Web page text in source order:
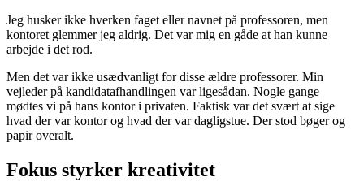
Jeg husker ikke hverken faget eller navnet på professoren, men
kontoret glemmer jeg aldrig. Det var mig en gåde at han kunne
arbejde i det rod.
Men det var ikke usædvanligt for disse ældre professorer. Min
vejleder på kandidatafhandlingen var ligesådan. Nogle gange
mødtes vi på hans kontor i privaten. Faktisk var det svært at sige
hvad der var kontor og hvad der var dagligstue. Der stod bøger og
papir overalt.
Fokus styrker kreativitet